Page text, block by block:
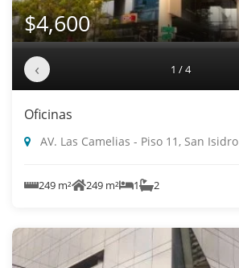
$4,600
‹ 1 / 4
Oficinas
AV. Las Camelias - Piso 11, San Isidro
249 m² 249 m² 1 2